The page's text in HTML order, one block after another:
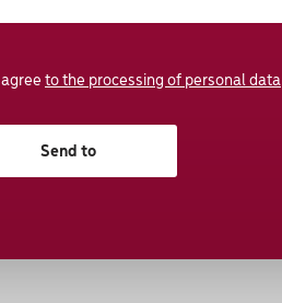
I agree to the processing of personal data
Send to